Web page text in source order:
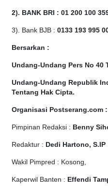
2). BANK BRI : 01 200 100
3). Bank BJB : 0133 193 995
Bersarkan :
Undang-Undang Pers No 40
Undang-Undang Republik
Tentang Hak Cipta.
Organisasi Postserang.com :
Pimpinan Redaksi : Benny
Redaktur : Dedi Hartono, S.IP
Wakil Pimpred : Kosong,
Kaperwil Banten : Effendi